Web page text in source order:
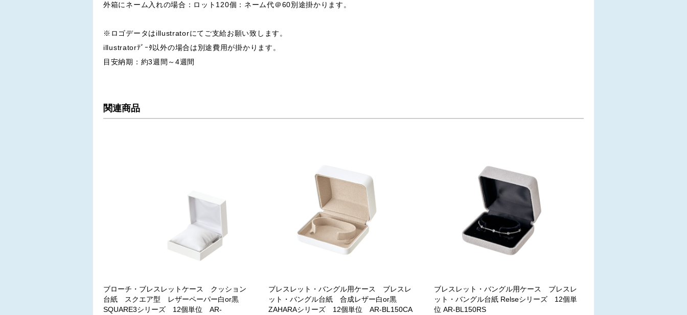
外箱にネーム入れの場合：ロット120個：ネーム代＠60別途掛かります。
※ロゴデータはillustratorにてご支給お願い致します。
illustratorﾃﾞｰﾀ以外の場合は別途費用が掛かります。
目安納期：約3週間～4週間
関連商品
ブローチ・ブレスレットケース クッション
台紙 スクエア型 レザーペーパー白or黒
SQUARE3シリーズ 12個単位 AR-
ブレスレット・バングル用ケース ブレスレ
ット・バングル台紙 合成レザー白or黒
ZAHARAシリーズ 12個単位 AR-BL150CA
ブレスレット・バングル用ケース ブレスレ
ット・バングル台紙 Relseシリーズ 12個単
位 AR-BL150RS